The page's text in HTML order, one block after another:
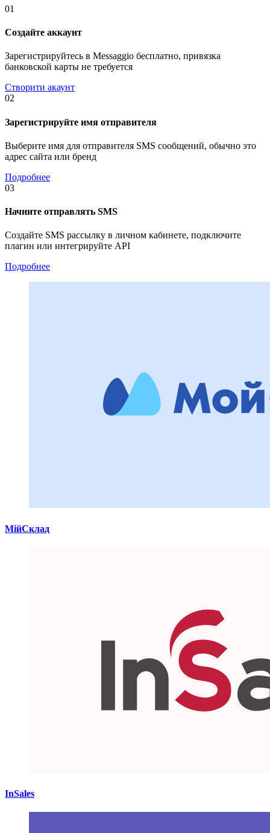
01
Создайте аккаунт
Зарегистрируйтесь в Messaggio бесплатно, привязка
банковской карты не требуется
Створити акаунт
02
Зарегистрируйте имя отправителя
Выберите имя для отправителя SMS сообщений, обычно это
адрес сайта или бренд
Подробнее
03
Начните отправлять SMS
Создайте SMS рассылку в личном кабинете, подключите
плагин или интегрируйте API
Подробнее
МійСклад
InSales